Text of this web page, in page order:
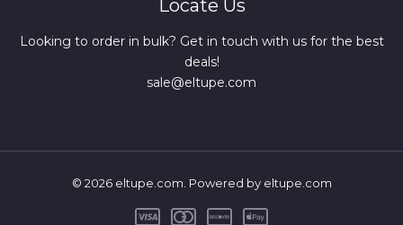
Locate Us
Looking to order in bulk? Get in touch with us for the best
deals!
sale@eltupe.com
© 2026 eltupe.com. Powered by eltupe.com